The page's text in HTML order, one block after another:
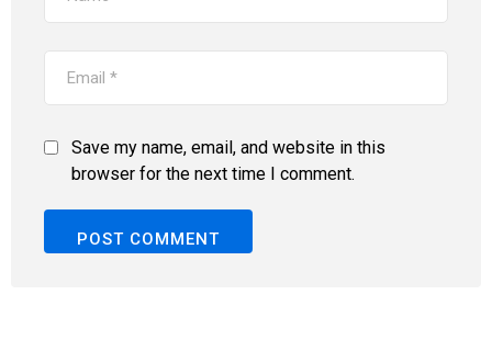
Save my name, email, and website in this
browser for the next time I comment.